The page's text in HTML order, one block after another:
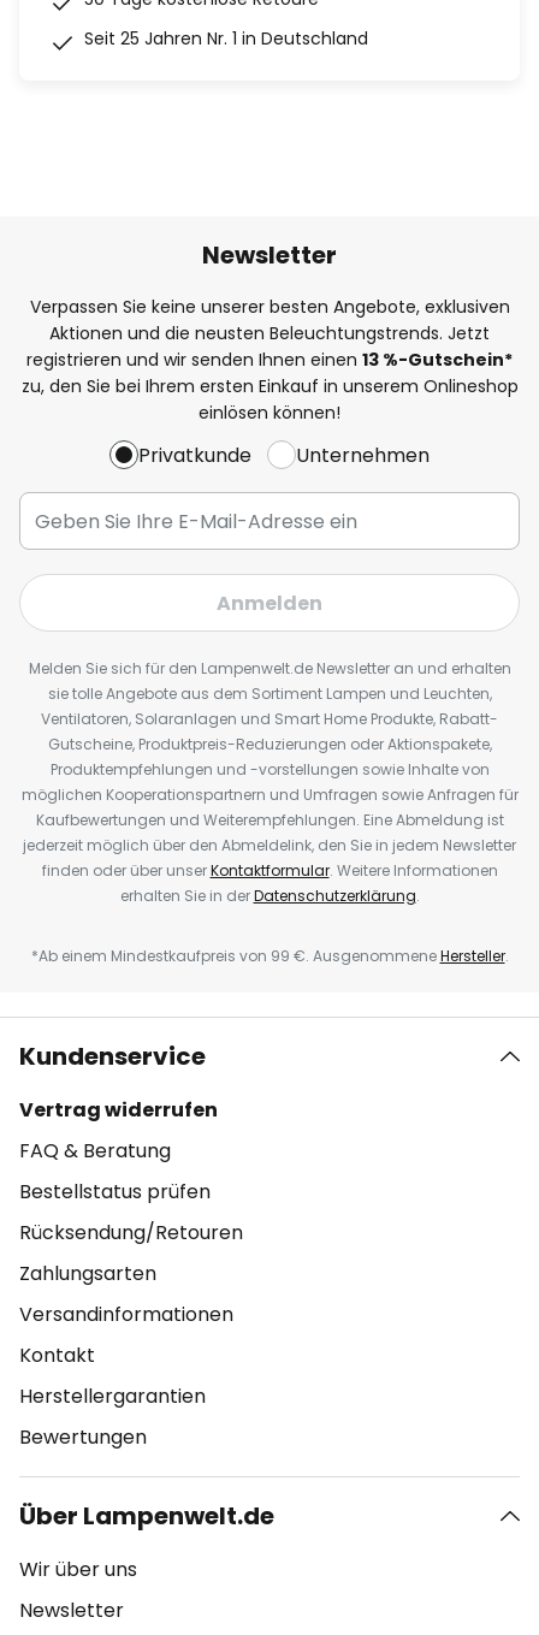
Seit 25 Jahren Nr. 1 in Deutschland
Newsletter
Verpassen Sie keine unserer besten Angebote, exklusiven
Aktionen und die neusten Beleuchtungstrends. Jetzt
registrieren und wir senden Ihnen einen 13 %-Gutschein*
zu, den Sie bei Ihrem ersten Einkauf in unserem Onlineshop
einlösen können!
Privatkunde Unternehmen
Anmelden
Melden Sie sich für den Lampenwelt.de Newsletter an und erhalten
sie tolle Angebote aus dem Sortiment Lampen und Leuchten,
Ventilatoren, Solaranlagen und Smart Home Produkte, Rabatt-
Gutscheine, Produktpreis-Reduzierungen oder Aktionspakete,
Produktempfehlungen und -vorstellungen sowie Inhalte von
möglichen Kooperationspartnern und Umfragen sowie Anfragen für
Kaufbewertungen und Weiterempfehlungen. Eine Abmeldung ist
jederzeit möglich über den Abmeldelink, den Sie in jedem Newsletter
finden oder über unserKontaktformular. Weitere Informationen
erhalten Sie in derDatenschutzerklärung.
*Ab einem Mindestkaufpreis von 99 €. AusgenommeneHersteller.
Kundenservice
Vertrag widerrufen
FAQ & Beratung
Bestellstatus prüfen
Rücksendung/Retouren
Zahlungsarten
Versandinformationen
Kontakt
Herstellergarantien
Bewertungen
Über Lampenwelt.de
Wir über uns
Newsletter